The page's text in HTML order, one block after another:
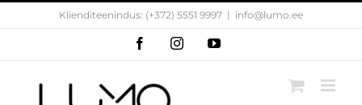
Skip
Klienditeenindus: (+372) 5551 9997 | info@lumo.ee
FacebookInstagramYouTube